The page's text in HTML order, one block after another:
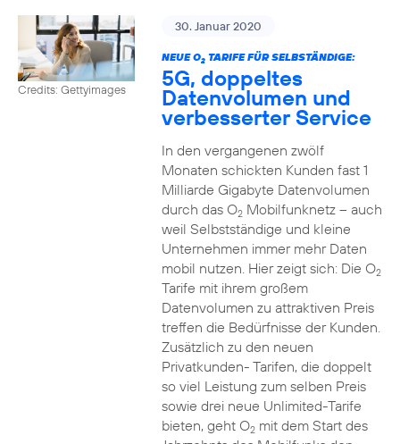
Credits: Gettyimages
30. Januar 2020
NEUE O2TARIFE FÜR SELBSTÄNDIGE:
5G, doppeltes
Datenvolumen und
verbesserter Service
In den vergangenen zwölf
Monaten schickten Kunden fast 1
Milliarde Gigabyte Datenvolumen
durch das O2Mobilfunknetz – auch
weil Selbstständige und kleine
Unternehmen immer mehr Daten
mobil nutzen. Hier zeigt sich: Die O2
Tarife mit ihrem großem
Datenvolumen zu attraktiven Preis
treffen die Bedürfnisse der Kunden.
Zusätzlich zu den neuen
Privatkunden- Tarifen, die doppelt
so viel Leistung zum selben Preis
sowie drei neue Unlimited-Tarife
bieten, geht O2mit dem Start des